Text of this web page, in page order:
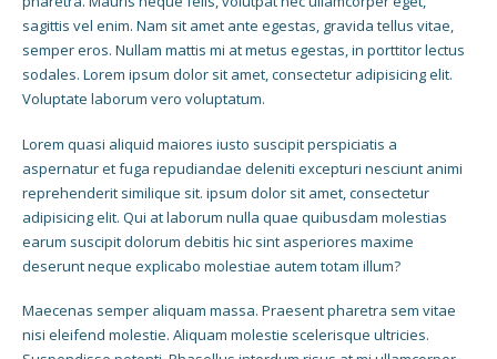
sagittis vel enim. Nam sit amet ante egestas, gravida tellus vitae,
semper eros. Nullam mattis mi at metus egestas, in porttitor lectus
sodales. Lorem ipsum dolor sit amet, consectetur adipisicing elit.
Voluptate laborum vero voluptatum.
Lorem quasi aliquid maiores iusto suscipit perspiciatis a
aspernatur et fuga repudiandae deleniti excepturi nesciunt animi
reprehenderit similique sit. ipsum dolor sit amet, consectetur
adipisicing elit. Qui at laborum nulla quae quibusdam molestias
earum suscipit dolorum debitis hic sint asperiores maxime
deserunt neque explicabo molestiae autem totam illum?
Maecenas semper aliquam massa. Praesent pharetra sem vitae
nisi eleifend molestie. Aliquam molestie scelerisque ultricies.